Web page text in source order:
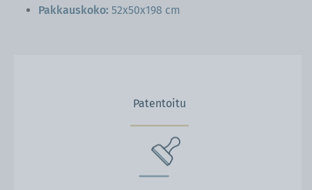
Pakkauskoko: 52x50x198 cm
Patentoitu